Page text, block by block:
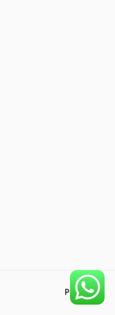
Próximo